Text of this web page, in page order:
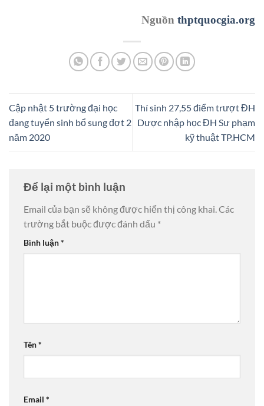
Nguồn thptquocgia.org
Cập nhật 5 trường đại học
đang tuyển sinh bổ sung đợt 2
năm 2020
Thí sinh 27,55 điểm trượt ĐH
Dược nhập học ĐH Sư phạm
kỹ thuật TP.HCM
Để lại một bình luận
Email của bạn sẽ không được hiển thị công khai.Các
trường bắt buộc được đánh dấu *
Bình luận*
Tên*
Email *